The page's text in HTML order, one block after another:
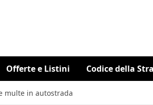
Offerte e Listini Codice della
multe in autostrada